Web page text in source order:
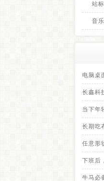
站
音
电脑桌
长鑫科
当下年
长期吃
任意形
下班后
牛马必